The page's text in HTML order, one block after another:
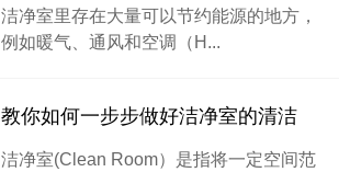
洁净室里存在大量可以节约能源的地方，
例如暖气、通风和空调（H...
教你如何一步步做好洁净室的清洁
洁净室(Clean Room）是指将一定空间范